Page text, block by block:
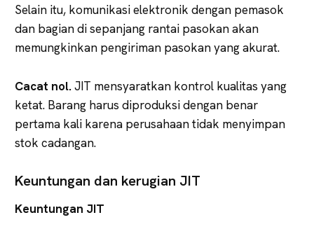
Selain itu, komunikasi elektronik dengan pemasok
dan bagian di sepanjang rantai pasokan akan
memungkinkan pengiriman pasokan yang akurat.
Cacat nol.JIT mensyaratkan kontrol kualitas yang
ketat. Barang harus diproduksi dengan benar
pertama kali karena perusahaan tidak menyimpan
stok cadangan.
Keuntungan dan kerugian JIT
Keuntungan JIT